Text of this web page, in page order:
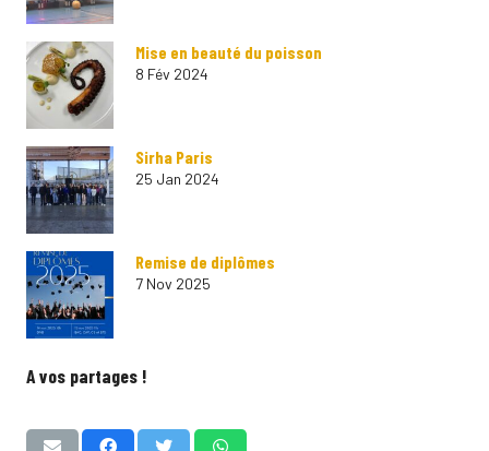
Mise en beauté du poisson
8 Fév 2024
Sirha Paris
25 Jan 2024
Remise de diplômes
7 Nov 2025
A vos partages !